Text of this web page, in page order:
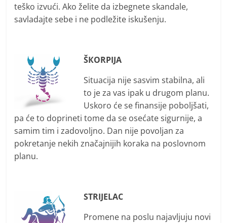
teško izvući. Ako želite da izbegnete skandale,
savladajte sebe i ne podležite iskušenju.
ŠКORPIJA
Situacija nije sasvim stabilna, ali
to je za vas ipak u drugom planu.
Uskoro će se finansije poboljšati,
pa će to doprineti tome da se osećate sigurnije, a
samim tim i zadovoljno. Dan nije povoljan za
pokretanje nekih značajnijih koraka na poslovnom
planu.
STRIJELAC
Promene na poslu najavljuju novi